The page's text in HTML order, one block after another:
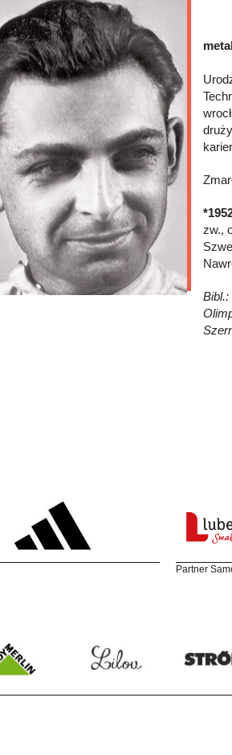
zw.,
Bibl.:
Partner